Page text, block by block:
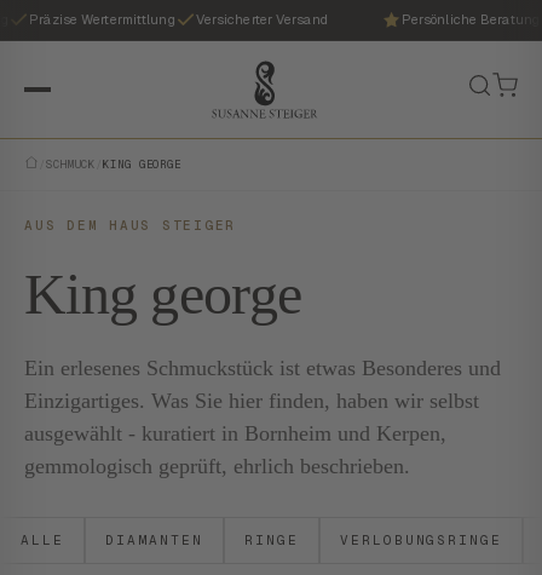
Präzise Wertermittlung Versicherter Versand Persönliche Beratung
SCHMUCK /KING GEORGE
AUS DEM HAUS STEIGER
King george
Ein erlesenes Schmuckstück ist etwas Besonderes und
Einzigartiges. Was Sie hier finden, haben wir selbst
ausgewählt - kuratiert in Bornheim und Kerpen,
gemmologisch geprüft, ehrlich beschrieben.
ALLE DIAMANTEN RINGE VERLOBUNGSRINGE